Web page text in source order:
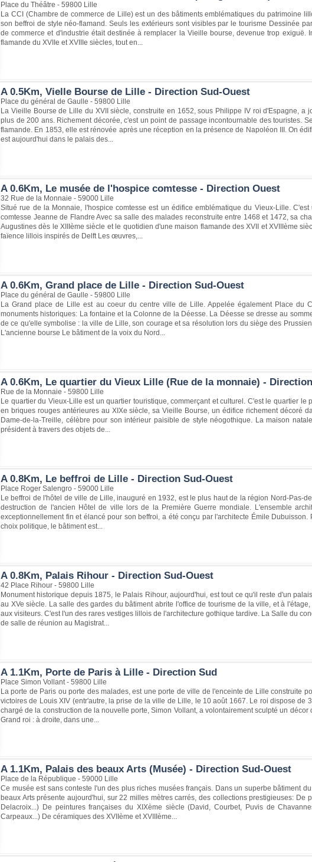
Place du Théâtre - 59800 Lille
La CCI (Chambre de commerce de Lille) est un des bâtiments emblématiques du patrimoine
son beffroi de style néo-flamand. Seuls les extérieurs sont visibles par le tourisme Dessinée
de commerce et d'industrie était destinée à remplacer la Vieille bourse, devenue trop exiguë.
flamande du XVIIe et XVIIIe siècles, tout en...
A 0.5Km, Vielle Bourse de Lille - Direction Sud-Ouest
Place du général de Gaulle - 59800 Lille
La Vieille Bourse de Lille du XVII siècle, construite en 1652, sous Philippe IV roi d'Espagne, a
plus de 200 ans. Richement décorée, c'est un point de passage incontournable des touristes.
flamande. En 1853, elle est rénovée après une réception en la présence de Napoléon III. On
est aujourd'hui dans le palais des...
A 0.6Km, Le musée de l'hospice comtesse - Direction Ouest
32 Rue de la Monnaie - 59000 Lille
Situé rue de la Monnaie, l'hospice comtesse est un édifice emblématique du Vieux-Lille.
comtesse Jeanne de Flandre Avec sa salle des malades reconstruite entre 1468 et 1472, sa
Augustines dès le XIIIème siècle et le quotidien d'une maison flamande des XVII et XVIIIème
faïence lillois inspirés de Delft Les œuvres,...
A 0.6Km, Grand place de Lille - Direction Sud-Ouest
Place du général de Gaulle - 59800 Lille
La Grand place de Lille est au coeur du centre ville de Lille. Appelée également Place du
monuments historiques: La fontaine et la Colonne de la Déesse. La Déesse se dresse au
de ce qu'elle symbolise : la ville de Lille, son courage et sa résolution lors du siège des
L'ancienne bourse Le bâtiment de la voix du Nord...
A 0.6Km, Le quartier du Vieux Lille (Rue de la monnaie) -
Rue de la Monnaie - 59800 Lille
Le quartier du Vieux-Lille est un quartier touristique, commerçant et culturel. C'est le quartier
en briques rouges antérieures au XIXe siècle, sa Vieille Bourse, un édifice richement décoré
Dame-de-la-Treille, célèbre pour son intérieur paisible de style néogothique. La maison
président à travers des objets de...
A 0.8Km, Le beffroi de Lille - Direction Sud-Ouest
Place Roger Salengro - 59000 Lille
Le beffroi de l'hôtel de ville de Lille, inauguré en 1932, est le plus haut de la région Nord-Pas-
destruction de l'ancien Hôtel de ville lors de la Première Guerre mondiale. L'ensemble
exceptionnellement fin et élancé pour son beffroi, a été conçu par l'architecte Émile
choix politique, le bâtiment est...
A 0.8Km, Palais Rihour - Direction Sud-Ouest
42 Place Rihour - 59800 Lille
Monument historique depuis 1875, le Palais Rihour, aujourd'hui, est tout ce qu'il reste d'un
au XVe siècle. La salle des gardes du bâtiment abrite l'office de tourisme de la ville, et à
aux visiteurs. C'est l'un des rares vestiges lillois de l'architecture gothique tardive. La Salle du
de salle de réunion au Magistrat...
A 1.1Km, Porte de Paris à Lille - Direction Sud
Place Simon Vollant - 59800 Lille
La porte de Paris ou porte des malades, est une porte de ville de l'enceinte de Lille construite
victoires de Louis XIV (entr'autre, la prise de la ville de Lille, le 10 août 1667. Le roi dispose de
chargé de la construction de la nouvelle porte, Simon Vollant, a volontairement sculpté un
Grand roi : à droite, dans une...
A 1.1Km, Palais des beaux Arts (Musée) - Direction Sud-Ouest
Place de la République - 59000 Lille
Ce musée est sans conteste l'un des plus riches musées français. Dans un superbe bâtiment
beaux Arts présente aujourd'hui, sur 22 milles mètres carrés, des collections prestigieuses: De
Delacroix...) De peintures françaises du XIXème siècle (David, Courbet, Puvis de
Carpeaux...) De céramiques des XVIIème et XVIIIème...